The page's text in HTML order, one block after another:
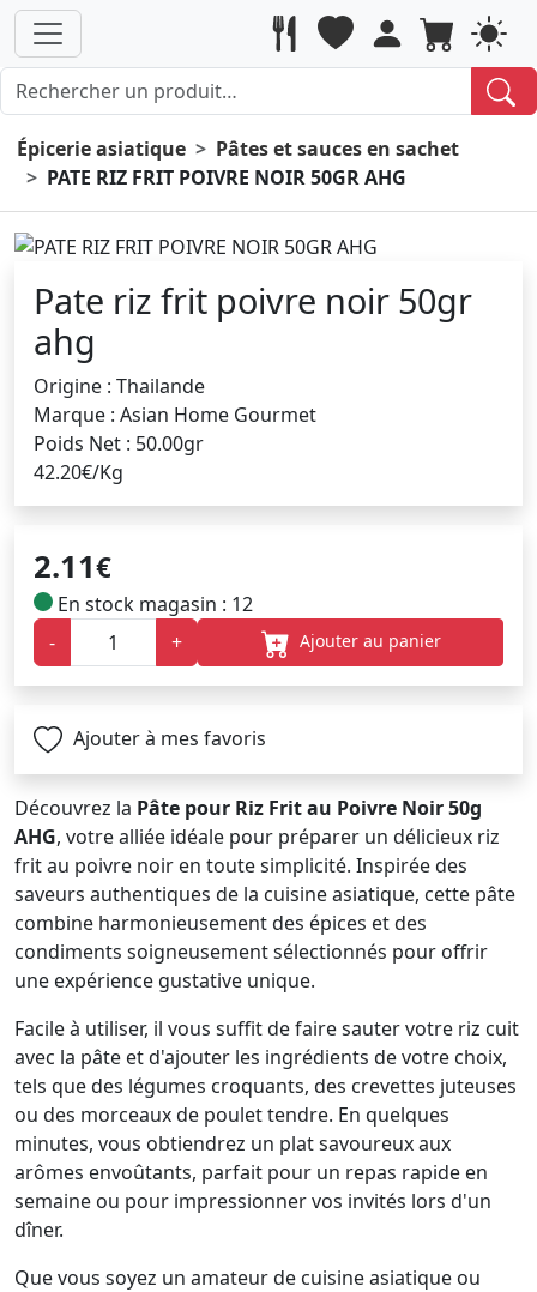
Épicerie asiatique
Pâtes et sauces en sachet
PATE RIZ FRIT POIVRE NOIR 50GR AHG
Pate riz frit poivre noir 50gr
ahg
Origine : Thailande
Marque : Asian Home Gourmet
Poids Net : 50.00gr
42.20€/Kg
2.11€
En stock magasin : 12
-
+ Ajouter au panier
Ajouter à mes favoris
Découvrez la Pâte pour Riz Frit au Poivre Noir 50g
AHG, votre alliée idéale pour préparer un délicieux riz
frit au poivre noir en toute simplicité. Inspirée des
saveurs authentiques de la cuisine asiatique, cette pâte
combine harmonieusement des épices et des
condiments soigneusement sélectionnés pour offrir
une expérience gustative unique.
Facile à utiliser, il vous suffit de faire sauter votre riz cuit
avec la pâte et d'ajouter les ingrédients de votre choix,
tels que des légumes croquants, des crevettes juteuses
ou des morceaux de poulet tendre. En quelques
minutes, vous obtiendrez un plat savoureux aux
arômes envoûtants, parfait pour un repas rapide en
semaine ou pour impressionner vos invités lors d'un
dîner.
Que vous soyez un amateur de cuisine asiatique ou